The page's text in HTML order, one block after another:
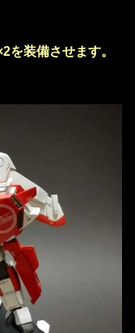
を装備させます。